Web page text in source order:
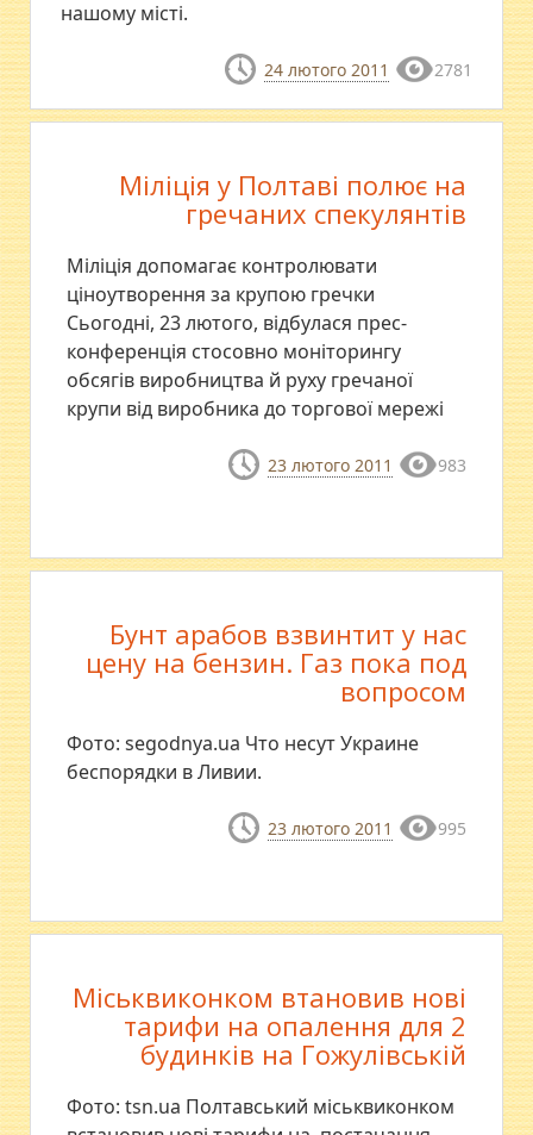
нашому місті.
24 лютого 2011 2781
Міліція у Полтаві полює на
гречаних спекулянтів
Міліція допомагає контролювати
ціноутворення за крупою гречки
Сьогодні, 23 лютого, відбулася прес-
конференція стосовно моніторингу
обсягів виробництва й руху гречаної
крупи від виробника до торгової мережі
23 лютого 2011 983
Бунт арабов взвинтит у нас
цену на бензин. Газ пока под
вопросом
Фото: segodnya.ua Что несут Украине
беспорядки в Ливии.
23 лютого 2011 995
Міськвиконком втановив нові
тарифи на опалення для 2
будинків на Гожулівській
Фото: tsn.ua Полтавський міськвиконком